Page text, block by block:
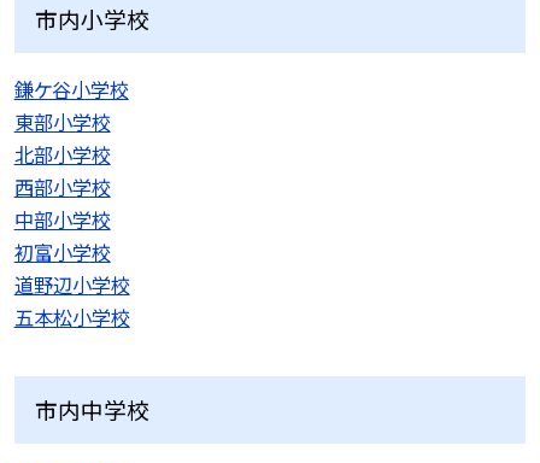
市内小学校
鎌ケ谷小学校
東部小学校
北部小学校
西部小学校
中部小学校
初富小学校
道野辺小学校
五本松小学校
市内中学校